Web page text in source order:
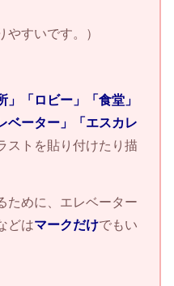
すいです。）
」「ロビー」「食堂」
ベーター」「エスカレ
ストを貼り付けたり描
ために、エレベーター
どはマークだけでもい